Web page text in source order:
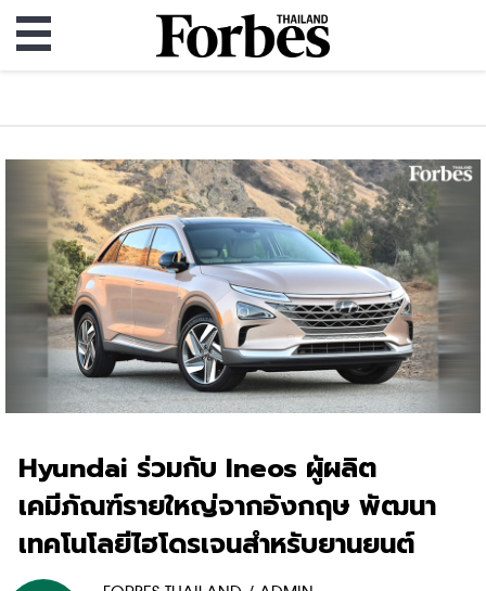
Hyundai ร่วมกับ Ineos ผู้ผลิต
เคมีภัณฑ์รายใหญ่จากอังกฤษ พัฒนา
เทคโนโลยีไฮโดรเจนสำหรับยานยนต์